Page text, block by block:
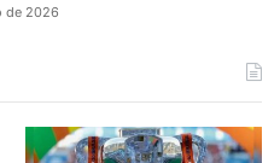
de 2026